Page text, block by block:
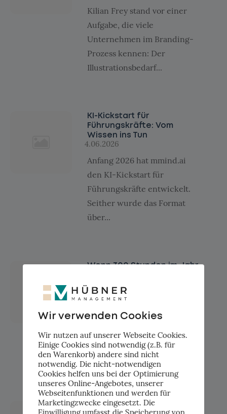
Kilian Frey stand vor einer
Aufgabe, die viele
Unternehmen im Branding-
Prozess kennen: Der
Illustrationsbedarf...
KI-Kickstart für
Führungskräfte: Vom
Wissen ins Tun
4.06.2026
Anfang 2026 hat mmind.ai
den KI-Kickstart für
Führungskräfte entwickelt.
Seither wurde das Format
über...
Wenn 300 Stunden im Jahr
4.06.2026
Michael Baumgartner führt
die HSW AG, ein
Mitarbeitenden, die täglich
auf verschiedenen...
AI Act Bot: Wenn
Wir verwenden Cookies
Wir nutzen auf unserer Webseite Cookies.
Einige Cookies sind notwendig (z.B. für
den Warenkorb) andere sind nicht
notwendig. Die nicht-notwendigen
Cookies helfen uns bei der Optimierung
unseres Online-Angebotes, unserer
Webseitenfunktionen und werden für
Marketingzwecke eingesetzt. Die